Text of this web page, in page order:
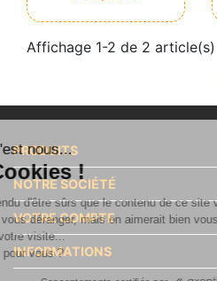
Affichage 1-2 de 2 article(s)
PRODUITS
NOTRE SOCIÉTÉ
VOTRE COMPTE
INFORMATIONS
c'est nous...
Cookies !
a attendu d'être sûrs que le contenu de
de vous déranger, mais on aimerait
votre visite...
OK pour vous ?